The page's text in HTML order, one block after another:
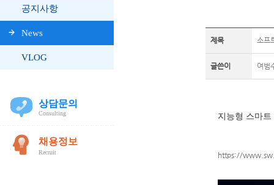
제목 소프
글쓴이 여범
지능형 스마
https://